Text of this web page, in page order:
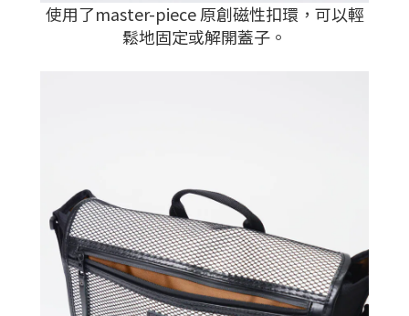
使用了master-piece 原創磁性扣環，可以輕
鬆地固定或解開蓋子 。